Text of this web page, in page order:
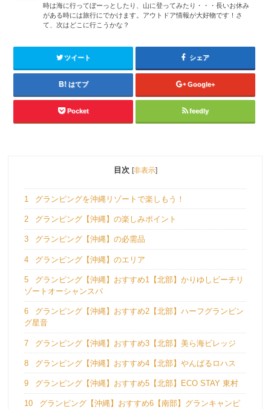
時は海に行ってぼーっとしたり、山に登ってみたり・・・長いお休み
がある時には旅行にでかけます。アウトドア情報が大好物です！さ
て、次はどこに行こうかな？
ツイート シェア
はてブ Google+
Pocket feedly
目次 [非表示]
1 グランピングを沖縄リゾートで楽しもう！
2 グランピング【沖縄】の楽しみポイント
3 グランピング【沖縄】の必需品
4 グランピング【沖縄】のエリア
5
グランピング【沖縄】おすすめ1【北部】かりゆしビーチリ
ゾートオーシャンスパ
6
グランピング【沖縄】おすすめ2【北部】ハーフグランピン
グ星音
7 グランピング【沖縄】おすすめ3【北部】美ら海ビレッジ
8 グランピング【沖縄】おすすめ4【北部】やんばるロハス
9 グランピング【沖縄】おすすめ5【北部】ECO STAY 東村
10
グランピング【沖縄】おすすめ6【南部】グランキャンピ